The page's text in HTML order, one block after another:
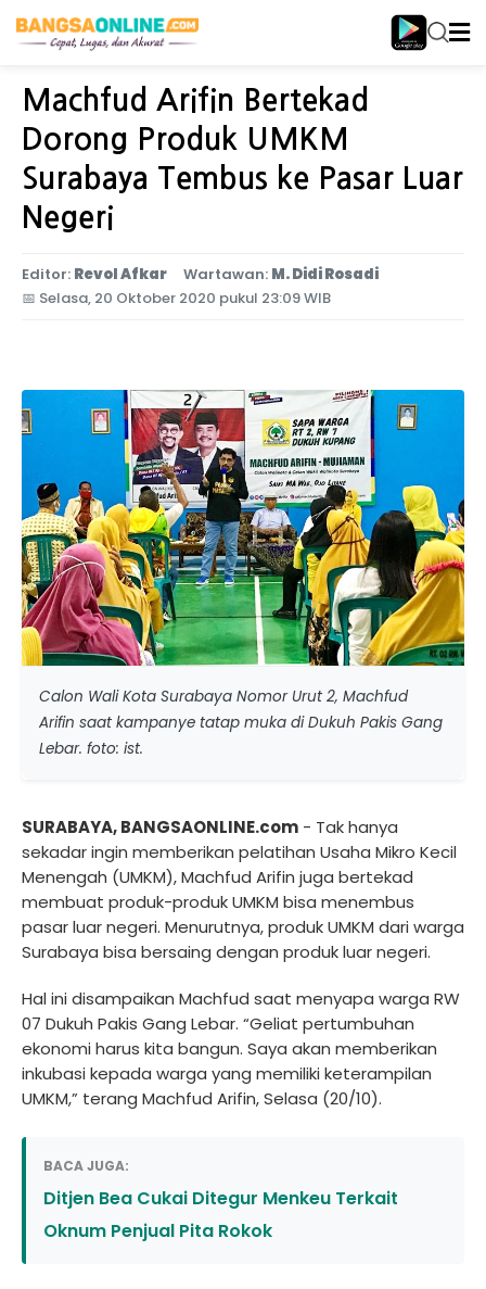
Home Jawa Timur
Machfud Arifin Bertekad
Dorong Produk UMKM
Surabaya Tembus ke Pasar Luar
Negeri
Editor: Revol Afkar Wartawan: M. Didi Rosadi
📅 Selasa, 20 Oktober 2020 pukul 23:09 WIB
Calon Wali Kota Surabaya Nomor Urut 2, Machfud
Arifin saat kampanye tatap muka di Dukuh Pakis Gang
Lebar. foto: ist.
SURABAYA, BANGSAONLINE.com - Tak hanya
sekadar ingin memberikan pelatihan Usaha Mikro Kecil
Menengah (UMKM), Machfud Arifin juga bertekad
membuat produk-produk UMKM bisa menembus
pasar luar negeri. Menurutnya, produk UMKM dari warga
Surabaya bisa bersaing dengan produk luar negeri.
Hal ini disampaikan Machfud saat menyapa warga RW
07 Dukuh Pakis Gang Lebar. “Geliat pertumbuhan
ekonomi harus kita bangun. Saya akan memberikan
inkubasi kepada warga yang memiliki keterampilan
UMKM,” terang Machfud Arifin, Selasa (20/10).
BACA JUGA:
Ditjen Bea Cukai Ditegur Menkeu Terkait
Oknum Penjual Pita Rokok